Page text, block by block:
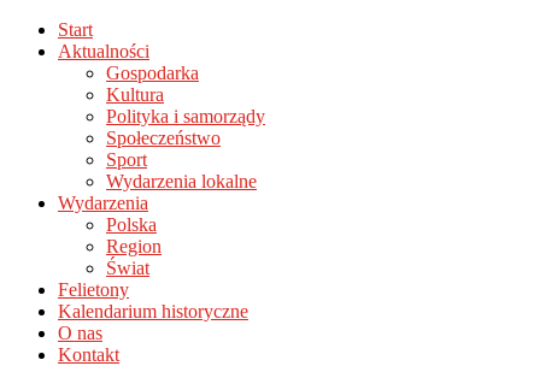
Start
Aktualności
Gospodarka
Kultura
Polityka i samorządy
Społeczeństwo
Sport
Wydarzenia lokalne
Wydarzenia
Polska
Region
Świat
Felietony
Kalendarium historyczne
O nas
Kontakt